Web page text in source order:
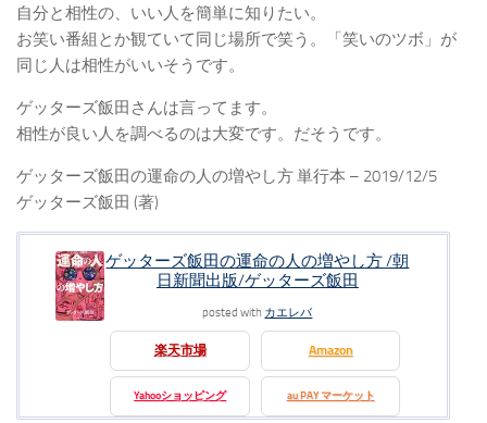
自分と相性の、いい人を簡単に知りたい。
お笑い番組とか観ていて同じ場所で笑う。「笑いのツボ」が
同じ人は相性がいいそうです。
ゲッターズ飯田さんは言ってます。
相性が良い人を調べるのは大変です。だそうです。
ゲッターズ飯田の運命の人の増やし方 単行本 – 2019/12/5
ゲッターズ飯田 (著)
ゲッターズ飯田の運命の人の増やし方 /朝
日新聞出版/ゲッターズ飯田
posted with カエレバ
楽天市場 Amazon
Yahooショッピング au PAY マーケット